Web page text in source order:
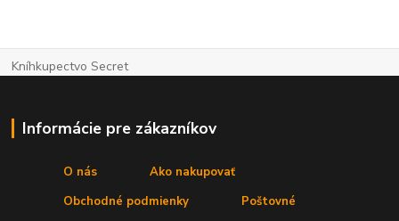
Kníhkupectvo Secret
Informácie pre zákazníkov
O nás
Ako nakupovať
Obchodné podmienky
Poštovné